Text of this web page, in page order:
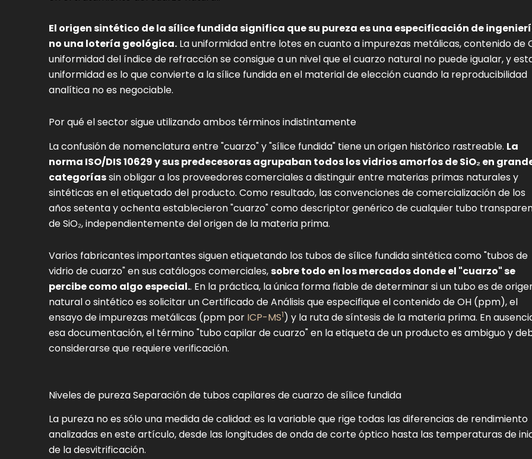
El origen sintético de la sílice fundida significa que su pureza es una especificación de
no una lotería geológica. La uniformidad entre lotes en cuanto a impurezas metálicas, contenido de
uniformidad del índice de refracción se consigue a un nivel que el cuarzo natural no puede igualar, y
uniformidad es lo que convierte a la sílice fundida en el material de elección cuando la reproducibilidad
analítica no es negociable.
Por qué el sector sigue utilizando ambos términos indistintamente
La confusión de nomenclatura entre "cuarzo" y "sílice fundida" tiene un origen histórico rastreable. La
norma ISO/DIS 10629 y sus predecesoras agrupaban todos los vidrios amorfos de SiO₂ en
categoríassin obligar a los proveedores comerciales a distinguir entre materias primas naturales y
sintéticas en el etiquetado del producto. Como resultado, las convenciones de comercialización de los
años setenta y ochenta establecieron "cuarzo" como descriptor genérico de cualquier tubo
de SiO₂, independientemente del origen de la materia prima.
Varios fabricantes importantes siguen etiquetando los tubos de sílice fundida sintética como "tubos de
vidrio de cuarzo" en sus catálogos comerciales,sobre todo en los mercados donde el "cuarzo" se
percibe como algo especial.. En la práctica, la única forma fiable de determinar si un tubo es de
natural o sintético es solicitar un Certificado de Análisis que especifique el contenido de OH (ppm), el
ensayo de impurezas metálicas (ppm por ICP-MS1) y la ruta de síntesis de la materia prima. En
esa documentación, el término "tubo capilar de cuarzo" en la etiqueta de un producto es ambiguo y
considerarse que requiere verificación.
Niveles de pureza Separación de tubos capilares de cuarzo de sílice fundida
La pureza no es sólo una medida de calidad: es la variable que rige todas las diferencias de rendimiento
analizadas en este artículo, desde las longitudes de onda de corte óptico hasta las temperaturas de
de la desvitrificación.